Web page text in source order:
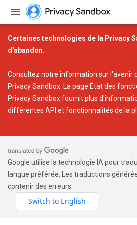
Certaines technologies de la Privacy
d'abandon.
Consultez notre information sur l'avenir
Privacy Sandbox . La page État des
Privacy Sandboxfournit plus
différentes API et fonctionnalités de la
Google utilise la technologie IA pour
langue préférée. Les traductions
contenir des erreurs.